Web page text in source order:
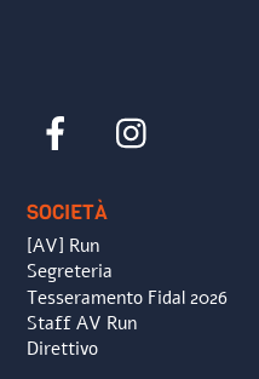
Facebook
SOCIETÀ
[AV] Run
Segreteria
Tesseramento Fidal 2026
Staff AV Run
Direttivo